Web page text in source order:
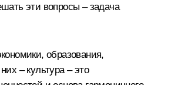
эти вопросы – задача
образования,
– культура – это